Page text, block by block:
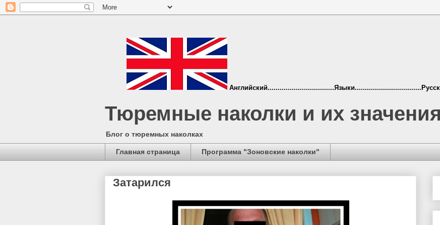
Тюремные наколки и их значения
Блог о тюремных наколках
Главная страница Программа "Зоновские наколки"
Затарился